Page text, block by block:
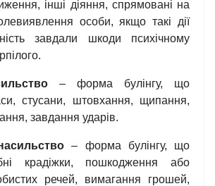
інші діяння, спрямовані на
особи, якщо такі дії
завдали шкоди психічному
– форма булінгу, що
стусани, штовхання, щипання,
завдання ударів.
– форма булінгу, що
крадіжки, пошкодження або
речей, вимагання грошей,